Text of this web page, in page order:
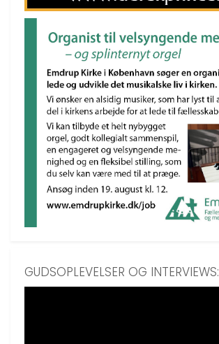
GUDSOPLEVELSER OG INTERVIEWS: